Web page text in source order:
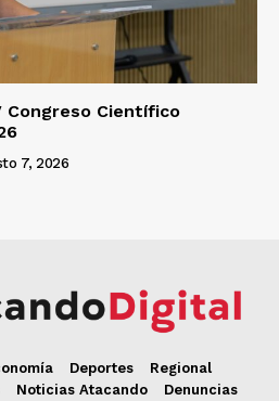
Congreso Científico
7, 2026
Deportes
Regional
Noticias Atacando
Denuncias